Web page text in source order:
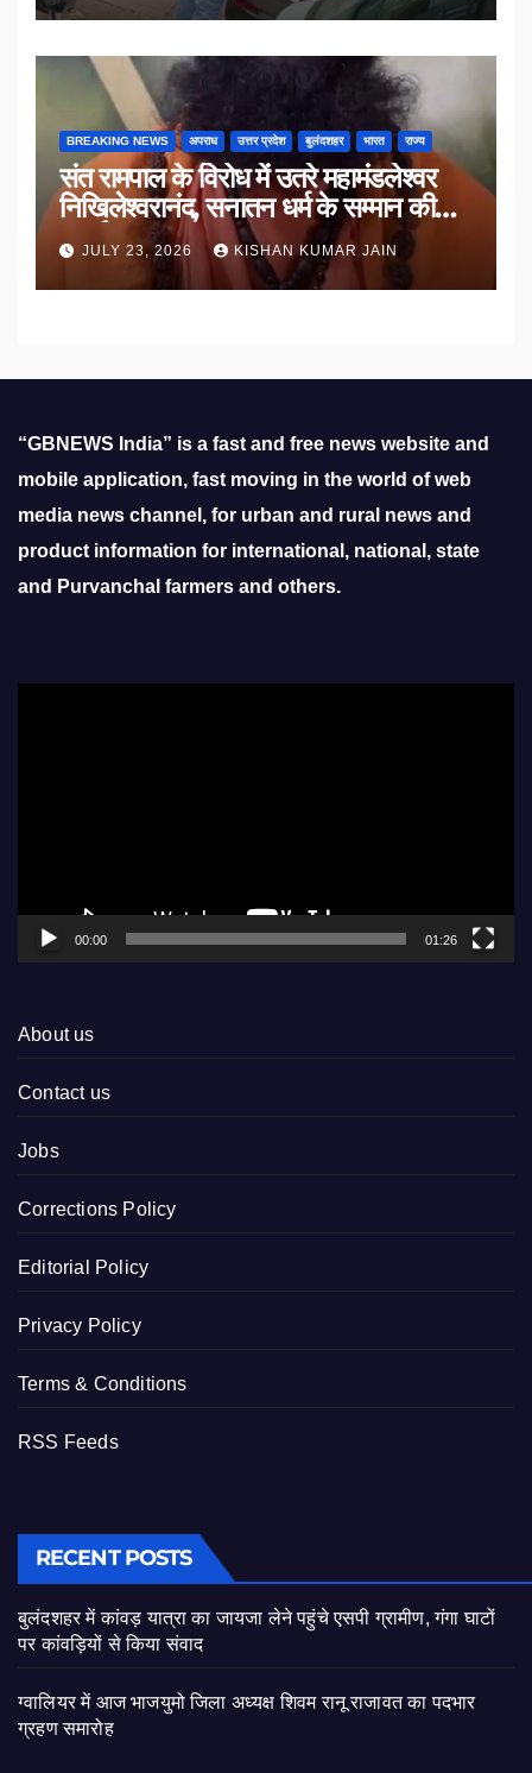
BREAKING NEWS अपराध उत्तर प्रदेश बुलंदशहर भारत राज्य
संत रामपाल के विरोध में उतरे महामंडलेश्वर
निखिलेश्वरानंद, सनातन धर्म के सम्मान की
उठाई मांग
JULY 23, 2026 KISHAN KUMAR JAIN
“GBNEWS India” is a fast and free news website and
mobile application, fast moving in the world of web
media news channel, for urban and rural news and
product information for international, national, state
and Purvanchal farmers and others.
00:00 01:26
About us
Contact us
Jobs
Corrections Policy
Editorial Policy
Privacy Policy
Terms & Conditions
RSS Feeds
RECENT POSTS
बुलंदशहर में कांवड़ यात्रा का जायजा लेने पहुंचे एसपी ग्रामीण, गंगा घाटों
पर कांवड़ियों से किया संवाद
ग्वालियर में आज भाजयुमो जिला अध्यक्ष शिवम रानू राजावत का पदभार
ग्रहण समारोह